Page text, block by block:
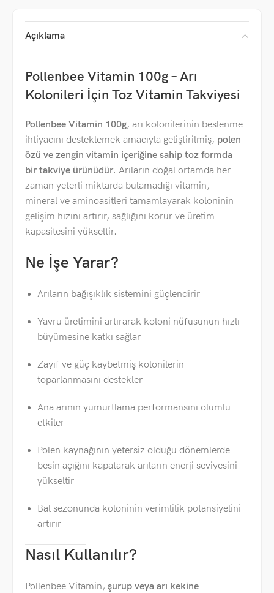
Açıklama
Pollenbee Vitamin 100g – Arı
Kolonileri İçin Toz Vitamin Takviyesi
Pollenbee Vitamin 100g, arı kolonilerinin beslenme
ihtiyacını desteklemek amacıyla geliştirilmiş, polen
özü ve zengin vitamin içeriğine sahip toz formda
bir takviye ürünüdür. Arıların doğal ortamda her
zaman yeterli miktarda bulamadığı vitamin,
mineral ve aminoasitleri tamamlayarak koloninin
gelişim hızını artırır, sağlığını korur ve üretim
kapasitesini yükseltir.
Ne İşe Yarar?
Arıların bağışıklık sistemini güçlendirir
Yavru üretimini artırarak koloni nüfusunun hızlı
büyümesine katkı sağlar
Zayıf ve güç kaybetmiş kolonilerin
toparlanmasını destekler
Ana arının yumurtlama performansını olumlu
etkiler
Polen kaynağının yetersiz olduğu dönemlerde
besin açığını kapatarak arıların enerji seviyesini
yükseltir
Bal sezonunda koloninin verimlilik potansiyelini
artırır
Nasıl Kullanılır?
Pollenbee Vitamin, şurup veya arı kekine